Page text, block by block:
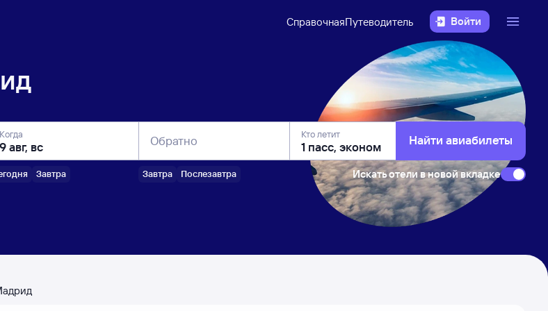
СправочнаяПутеводитель Войти
Когда
Завтра
Обратно
Завтра Послезавтра
Кто летит Найти авиабилеты
Искать отели в новой вкладке